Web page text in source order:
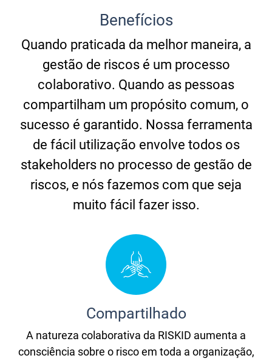
Benefícios
Quando praticada da melhor maneira, a
gestão de riscos é um processo
colaborativo. Quando as pessoas
compartilham um propósito comum, o
sucesso é garantido. Nossa ferramenta
de fácil utilização envolve todos os
stakeholders no processo de gestão de
riscos, e nós fazemos com que seja
muito fácil fazer isso.
Compartilhado
A natureza colaborativa da RISKID aumenta a
consciência sobre o risco em toda a organização,